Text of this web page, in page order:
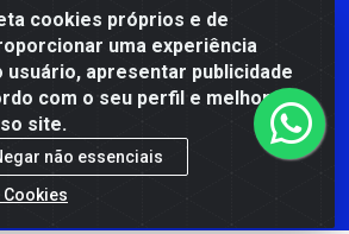
cookies próprios e de
uma experiência
usuário, apresentar publicidade
com o seu perfil e melhorar a
site.
não essenciais
COMERCIO PEÇAS LTDA Matriz - av
1249 - Coramara , Cachoeiro
ES - CEP 29.311-310 - CNPJ
00.502.680/0001-41